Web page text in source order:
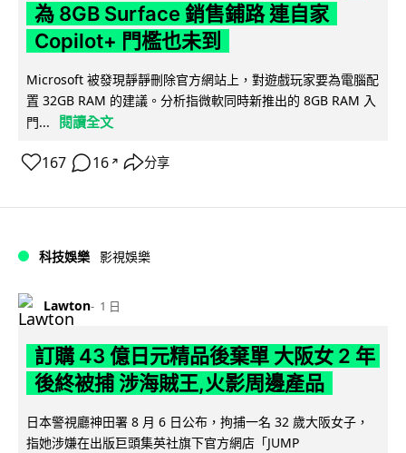
為 8GB Surface 銷售鋪路 連自家
Copilot+ 門檻也未到
Microsoft 被發現靜靜刪除官方網站上，對遊戲玩家要為電腦配
置 32GB RAM 的建議。分析指微軟同時新推出的 8GB RAM 入
門...
閱讀全文
167 16 ↗ 分享
科技娛樂 影視娛樂
Lawton 1 日
訂購 43 億日元精品後棄單 大阪女 2 年
後終被捕 涉海賊王,火影周邊產品
日本警視廳神田署 8 月 6 日公布，拘捕一名 32 歲大阪女子，
指她涉嫌在出版巨頭集英社旗下官方網店「JUMP